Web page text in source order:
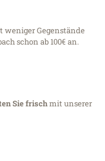
weniger Gegenstände
schon ab 100€ an.
Sie frischmit unserer